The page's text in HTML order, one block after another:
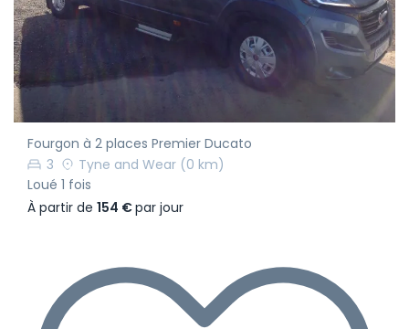
Fourgon à 2 places Premier Ducato
3
Tyne and Wear (0 km)
Loué 1 fois
À partir de 154 €par jour